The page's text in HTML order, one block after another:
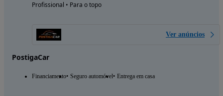
Profissional • Para o topo
Ver anúncios
PostigaCar
Financiamento Seguro automóvel Entrega em casa